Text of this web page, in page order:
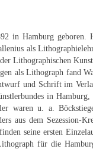
in Hamburg
als
Lithographischen
als Lithograph fand
und Schrift im
in
waren u. a.
aus dem
seine ersten
für die